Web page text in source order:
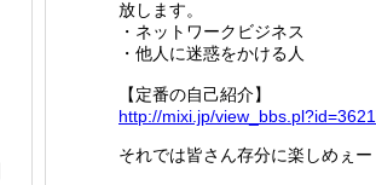
放します。
・ネットワークビジネス
・他人に迷惑をかける人
【定番の自己紹介】
http://mixi.jp/view_bbs.pl?i
それでは皆さん存分に楽しめぇー